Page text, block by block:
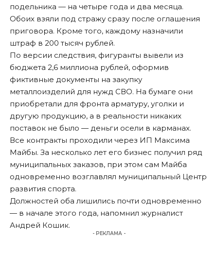
подельника — на четыре года и два месяца.
Обоих взяли под стражу сразу после оглашения
приговора. Кроме того, каждому назначили
штраф в 200 тысяч рублей.
По версии следствия, фигуранты вывели из
бюджета 2,6 миллиона рублей, оформив
фиктивные документы на закупку
металлоизделий для нужд СВО. На бумаге они
приобретали для фронта арматуру, уголки и
другую продукцию, а в реальности никаких
поставок не было — деньги осели в карманах.
Все контракты проходили через ИП Максима
Майбы. За несколько лет его бизнес получил ряд
муниципальных заказов, при этом сам Майба
одновременно возглавлял муниципальный Центр
развития спорта.
Должностей оба лишились почти одновременно
— в начале этого года, напомнил журналист
Андрей Кошик.
- РЕКЛАМА -